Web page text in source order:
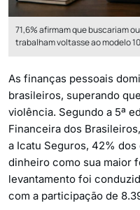
71,6% afirmam que buscariam
trabalham voltasse ao modelo
As finanças pessoais
brasileiros, superando
violência. Segundo a 5ª
Financeira dos
a Icatu Seguros, 42%
dinheiro como sua maior
levantamento foi
com a participação de